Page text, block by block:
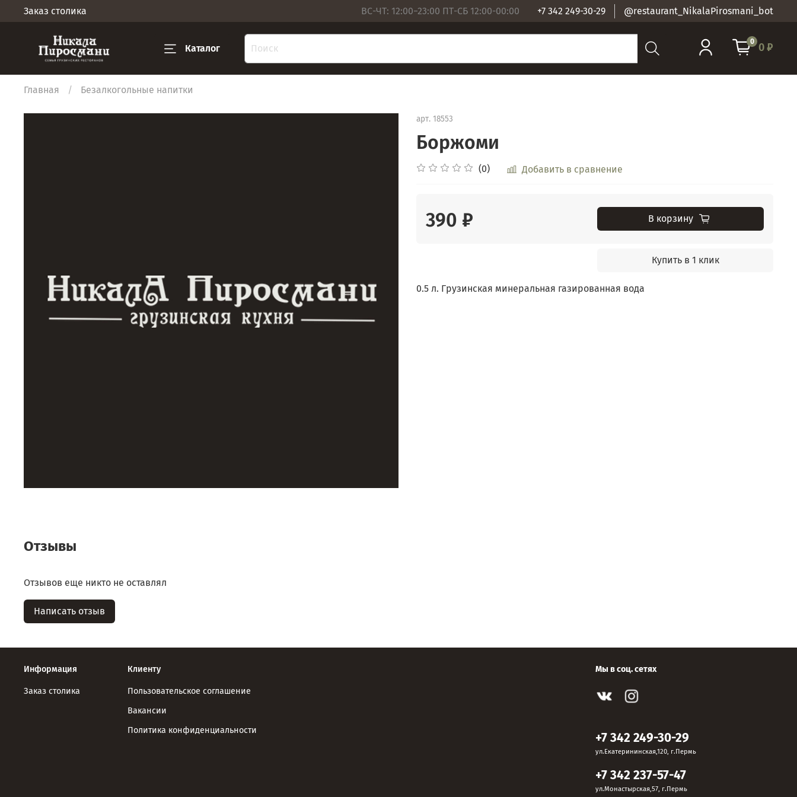
Заказ столика ВС-ЧТ: 12:00−23:00 ПТ-СБ 12:00-00:00 +7 342 249-30-29 @restaurant_NikalaPirosmani_bot
Каталог
0 0 ₽
Главная Безалкогольные напитки
арт. 18553
Боржоми
(0) Добавить в сравнение
390 ₽ В корзину
Купить в 1 клик
0.5 л. Грузинская минеральная газированная вода
Отзывы
Отзывов еще никто не оставлял
Написать отзыв
Информация
Заказ столика
Клиенту
Пользовательское соглашение
Вакансии
Политика конфиденциальности
Мы в соц. сетях
+7 342 249-30-29
ул.Екатерининская,120, г.Пермь
+7 342 237-57-47
ул.Монастырская,57, г.Пермь